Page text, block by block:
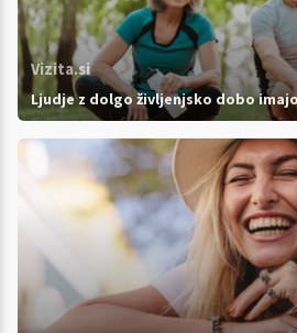
Vizita.si
Ljudje z dolgo življenjsko dobo